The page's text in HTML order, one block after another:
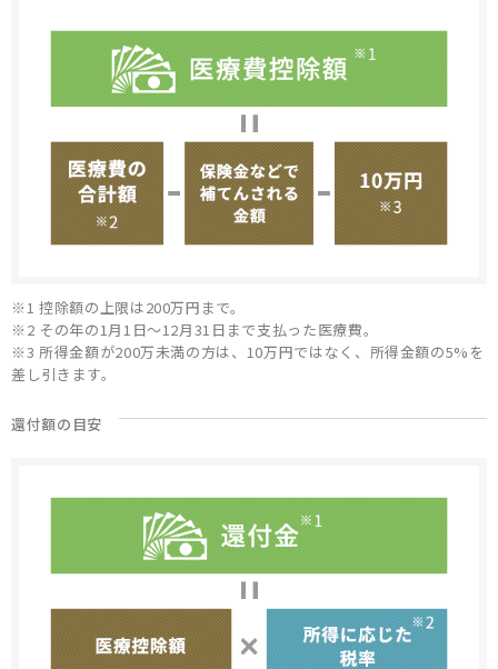
※1 控除額の上限は200万円まで。
※2 その年の1月1日～12月31日まで支払った医療費。
※3 所得金額が200万未満の方は、10万円ではなく、所得金額の5%を
差し引きます。
還付額の目安